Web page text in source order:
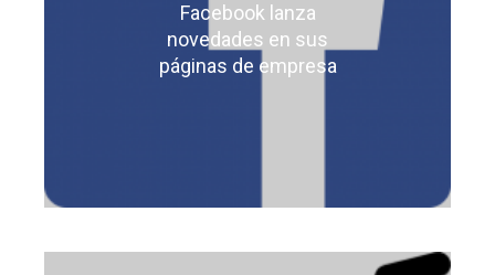
Facebook lanza
novedades en sus
páginas de empresa